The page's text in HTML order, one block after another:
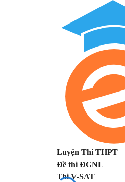
Luyện Thi THPT
Đề thi ĐGNL
Thi V-SAT